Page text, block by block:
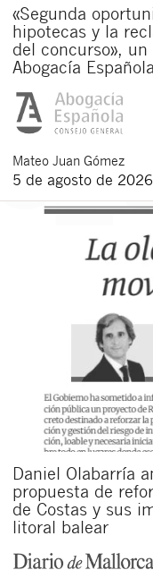
«Segunda
hipotecas y la
del concurso»,
Abogacía Española
Mateo Juan Gómez
5 de agosto de 2026
Daniel Olabarría
propuesta de
de Costas y sus
litoral balear